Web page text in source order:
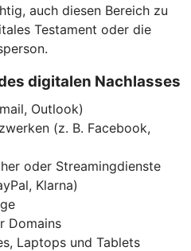
auch diesen Bereich zu
Testament oder die
digitalen Nachlasses
Outlook)
(z. B. Facebook,
oder Streamingdienste
Klarna)
Domains
Laptops und Tablets